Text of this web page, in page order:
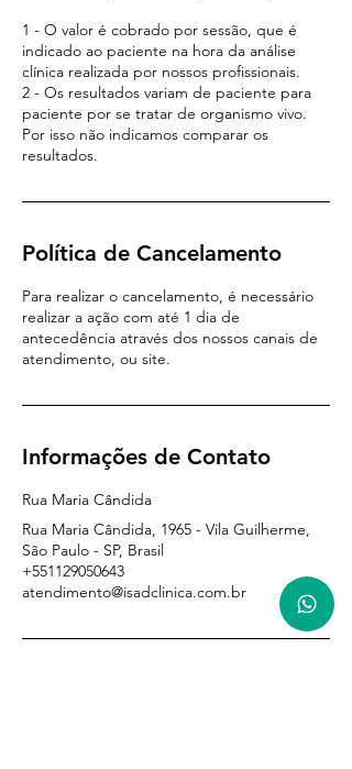
1 - O valor é cobrado por sessão, que é
indicado ao paciente na hora da análise
clínica realizada por nossos profissionais.
2 - Os resultados variam de paciente para
paciente por se tratar de organismo vivo.
Por isso não indicamos comparar os
resultados.
Política de Cancelamento
Para realizar o cancelamento, é necessário
realizar a ação com até 1 dia de
antecedência através dos nossos canais de
atendimento, ou site.
Informações de Contato
Rua Maria Cândida
Rua Maria Cândida, 1965 - Vila Guilherme,
São Paulo - SP, Brasil
+551129050643
atendimento@isadclinica.com.br